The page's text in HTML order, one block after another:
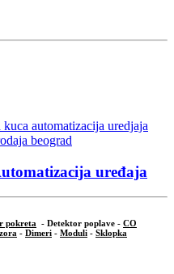
uređaja
pokreta - Detektor poplave - CO
- Dimeri - Moduli - Sklopka